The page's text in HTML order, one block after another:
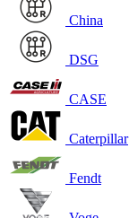
China
DSG
CASE
Caterpillar
Fendt